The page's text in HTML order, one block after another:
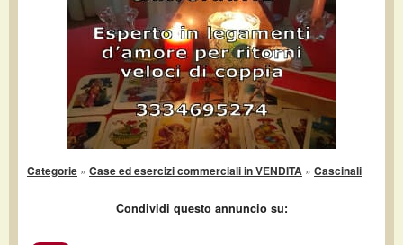
Categorie » Case ed esercizi commerciali in VENDITA » Cascinali
Condividi questo annuncio su: